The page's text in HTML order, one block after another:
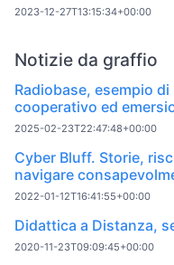
2023-12-27T13:15:34+00:00
Notizie da graffio
Radiobase, esempio
cooperativo ed
2025-02-23T22:47:48+00:00
Cyber Bluff. Storie,
navigare
2022-01-12T16:41:55+00:00
Didattica a Distanza,
2020-11-23T09:09:45+00:00